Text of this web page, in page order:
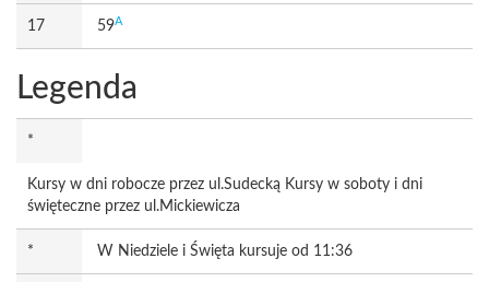
17 59A
Legenda
*
Kursy w dni robocze przez ul.Sudecką Kursy w soboty i dni
święteczne przez ul.Mickiewicza
* W Niedziele i Święta kursuje od 11:36